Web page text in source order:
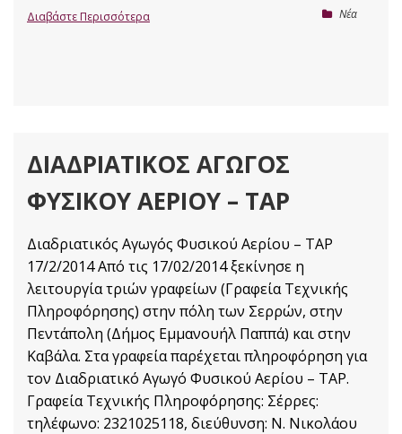
Nέα
Διαβάστε Περισσότερα
ΔΙΑΔΡΙΑΤΙΚΌΣ ΑΓΩΓΌΣ
ΦΥΣΙΚΟΎ ΑΕΡΊΟΥ – TAP
Διαδριατικός Αγωγός Φυσικού Αερίου – TAP
17/2/2014 Από τις 17/02/2014 ξεκίνησε η
λειτουργία τριών γραφείων (Γραφεία Τεχνικής
Πληροφόρησης) στην πόλη των Σερρών, στην
Πεντάπολη (Δήμος Εμμανουήλ Παππά) και στην
Καβάλα. Στα γραφεία παρέχεται πληροφόρηση για
τον Διαδριατικό Αγωγό Φυσικού Αερίου – TAP.
Γραφεία Τεχνικής Πληροφόρησης: Σέρρες:
τηλέφωνο: 2321025118, διεύθυνση: Ν. Νικολάου